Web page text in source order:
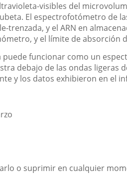
visibles del
El espectrofotómetro de
trenzada, y el ARN en
y el límite de absorción
funcionar como un
debajo de las ondas ligeras
y los datos exhibieron en el
o suprimir en cualquier